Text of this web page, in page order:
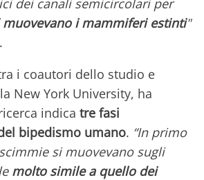
muovevano i mammiferi estinti"
i coautori dello studio e
New York University, ha
indica tre fasi
bipedismo umano. “In primo
si muovevano sugli
molto simile a quello dei